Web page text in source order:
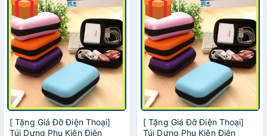
[ Tặng Giá Đỡ Điện Thoại]
Túi Dựng Phụ Kiện Điện
[ Tặng Giá Đỡ Điện Thoại]
Túi Dựng Phụ Kiện Điện